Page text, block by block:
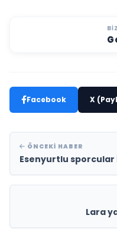
Facebook X
ÖNCEKI HABER
Esenyurtlu
Lara